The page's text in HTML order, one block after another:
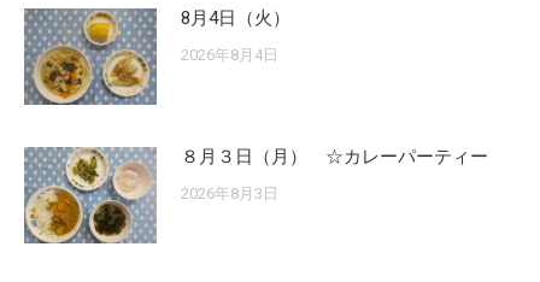
8月4日（火）
2026年8月4日
８月３日（月） ☆カレーパーティー
2026年8月3日